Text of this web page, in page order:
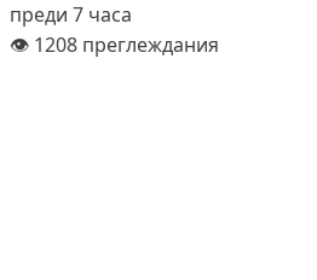
преди 7 часа
👁️ 1208 преглеждания